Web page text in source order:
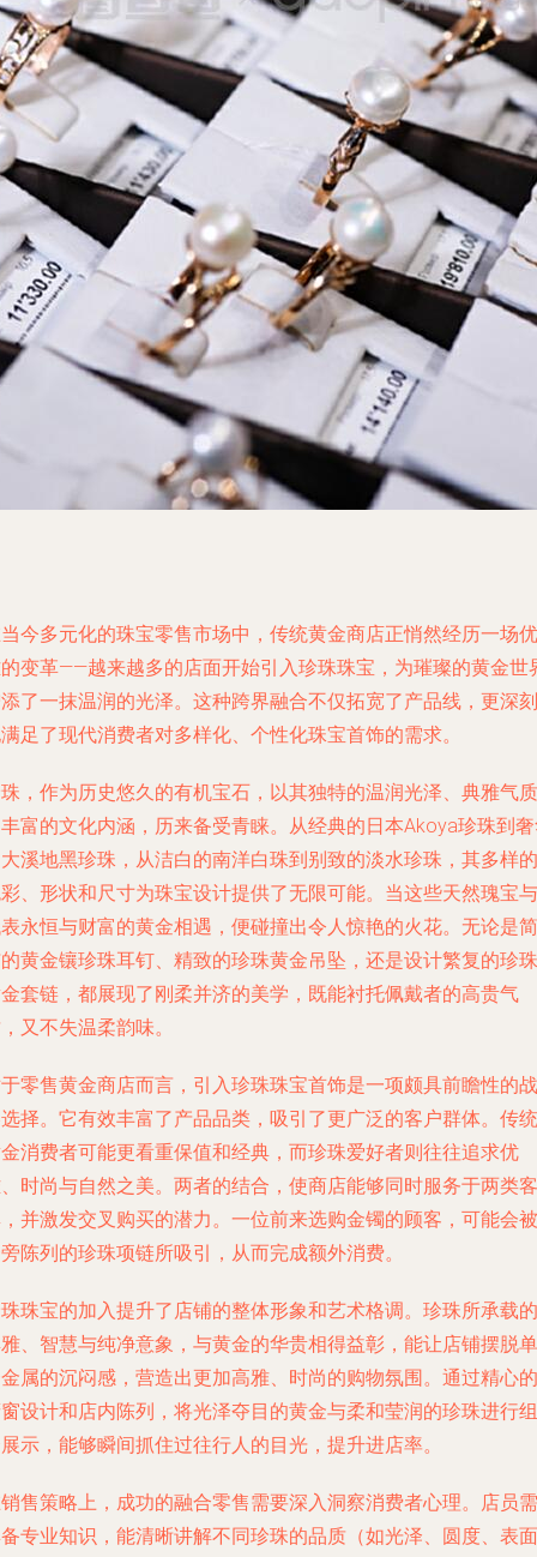
今多元化的珠宝零售市场中，传统黄金商店正悄然经历一场优
变革——越来越多的店面开始引入珍珠珠宝，为璀璨的黄金世
了一抹温润的光泽。这种跨界融合不仅拓宽了产品线，更深刻
足了现代消费者对多样化、个性化珠宝首饰的需求。
，作为历史悠久的有机宝石，以其独特的温润光泽、典雅气质
富的文化内涵，历来备受青睐。从经典的日本Akoya珍珠到
溪地黑珍珠，从洁白的南洋白珠到别致的淡水珍珠，其多样的
、形状和尺寸为珠宝设计提供了无限可能。当这些天然瑰宝与
永恒与财富的黄金相遇，便碰撞出令人惊艳的火花。无论是简
黄金镶珍珠耳钉、精致的珍珠黄金吊坠，还是设计繁复的珍珠
套链，都展现了刚柔并济的美学，既能衬托佩戴者的高贵气
又不失温柔韵味。
零售黄金商店而言，引入珍珠珠宝首饰是一项颇具前瞻性的战
择。它有效丰富了产品品类，吸引了更广泛的客户群体。传统
消费者可能更看重保值和经典，而珍珠爱好者则往往追求优
时尚与自然之美。两者的结合，使商店能够同时服务于两类客
并激发交叉购买的潜力。一位前来选购金镯的顾客，可能会被
陈列的珍珠项链所吸引，从而完成额外消费。
珠宝的加入提升了店铺的整体形象和艺术格调。珍珠所承载的
、智慧与纯净意象，与黄金的华贵相得益彰，能让店铺摆脱单
属的沉闷感，营造出更加高雅、时尚的购物氛围。通过精心的
设计和店内陈列，将光泽夺目的黄金与柔和莹润的珍珠进行组
示，能够瞬间抓住过往行人的目光，提升进店率。
售策略上，成功的融合零售需要深入洞察消费者心理。店员需
专业知识，能清晰讲解不同珍珠的品质（如光泽、圆度、表面